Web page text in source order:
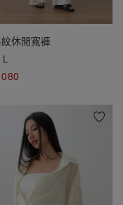
休閒寬褲
L